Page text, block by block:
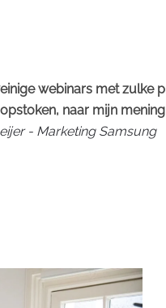
webinars met zulke
naar mijn
- Marketing Samsung